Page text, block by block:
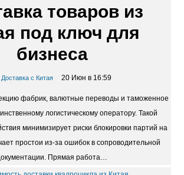
товаров из
под ключ для
бизнеса
Доставка с Китая 20 Июн в 16:59
фабрик, валютные переводы и таможенное
логистическому оператору. Такой
минимизирует риски блокировки партий на
простои из-за ошибок в сопроводительной
Прямая работа…